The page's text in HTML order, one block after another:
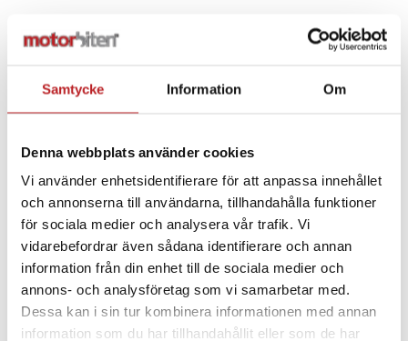
Samtycke Information Om
Denna webbplats använder cookies
Vi använder enhetsidentifierare för att anpassa innehållet
och annonserna till användarna, tillhandahålla funktioner
för sociala medier och analysera vår trafik. Vi
vidarebefordrar även sådana identifierare och annan
information från din enhet till de sociala medier och
annons- och analysföretag som vi samarbetar med.
Dessa kan i sin tur kombinera informationen med annan
information som du har tillhandahållit eller som de har
Säkerheten står i fokus med funktioner som
EMERGENCY RELEASE SYSTEM
för snabb och säker
METALLSPÄNNE
, förstärkt hakrem samt
metallförstärkt säkerhetsplatta. Ventilationssystemet
kanaliserat EPS, vilket ger ett jämnt luftflöde och
minskar värmeuppbyggnad även vid varmare körning.
Invändigt är Challenger II försedd med ett exklusivt
COOLMAX®-FODER som är avtagbart, tvättbart och
snabbtorkande. Materialet är både hypoallergent och
antibakteriellt, vilket säkerställer långvarig fräschör
och komfort. Hjälmen är ävenFÖRBEREDD FÖR LS2
INTERCOM och finns i tre skalstorlekar:2XS–S, M–L